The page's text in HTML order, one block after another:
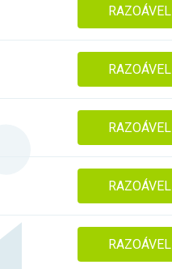
RAZOÁVEL
RAZOÁVEL
RAZOÁVEL
RAZOÁVEL
RAZOÁVEL